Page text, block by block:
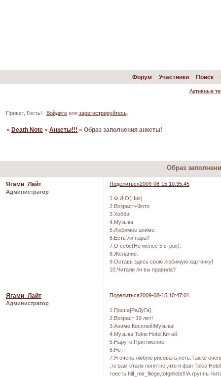
Форум Участники Поиск
Активные
Привет, Гость! Войдитеили зарегистрируйтесь.
»Death Note »Анкеты!!! »Образ заполнения анкеты!
Образ
Поделиться2009-08-15 10:35:45
Ягами_Лайт
Администратор
1.Ф.И.О(Ник)
2.Возраст+Фото
3.Хобби.
4.Музыка.
5.Любимое аниме.
6.Есть ли пара?
7.О себе(Не менее 5 строк).
8.Желание.
9.Оставь здесь свою любимую картинку!
10.Читали ли вы правила?
Поделиться2009-08-15 10:47:01
Ягами_Лайт
Администратор
1.Гриша[РаДуГа].
2.Возраст 19 лет!
3.Аниме,Косплей!Музыка!
4.Музыка:Tokio Hotel,Китай.
5.Наруто,Притяжение.
6.Нет!
7.Я очень люблю рисовать,петь.Также
,то вам стало понятно ,что я фан Tokio
тоесть:hilf_mir_fliege,totgeliebt!!!А группы